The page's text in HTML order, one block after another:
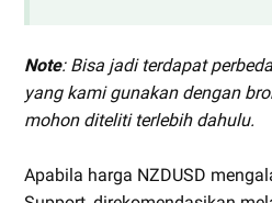
Note: Bisa jadi terdapat
yang kami gunakan dengan
mohon diteliti terlebih dahulu.
Apabila harga NZDUSD